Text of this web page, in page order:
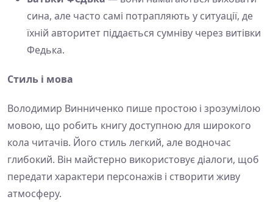
сина, але часто самі потрапляють у ситуації, де
їхній авторитет піддається сумніву через витівки
Федька.
Стиль і мова
Володимир Винниченко пише простою і зрозумілою
мовою, що робить книгу доступною для широкого
кола читачів. Його стиль легкий, але водночас
глибокий. Він майстерно використовує діалоги, щоб
передати характери персонажів і створити живу
атмосферу.